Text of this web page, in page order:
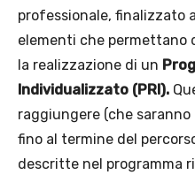
professionale, finalizzato
elementi che permettano
la realizzazione di un
Individualizzato (PRI).
raggiungere (che
fino al termine del
descritte nel programma